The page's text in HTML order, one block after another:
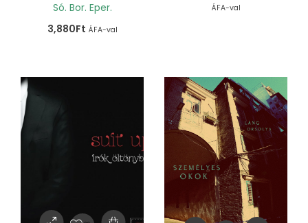
Só. Bor. Eper.
3,880Ft ÁFA-val
ÁFA-val